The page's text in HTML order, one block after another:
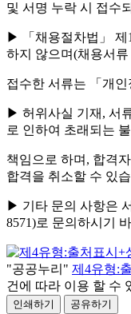
및 서명 누락 시 접수
▶ 「채용절차법」 제
하지 않으며(채용서
접수한 서류는 「개
▶ 허위사실 기재, 서
로 인하여 초래되는
책임으로 하며, 합격
합격을 취소할 수 있
▶ 기타 문의 사항은
8571)로 문의하시기
"공공누리" 제4유형:
건에 따라 이용 할 수
인쇄하기 공유하기